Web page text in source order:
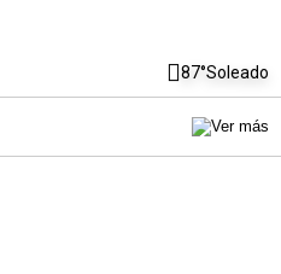
87°Soleado